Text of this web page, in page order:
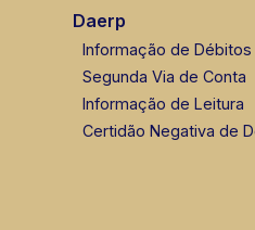
Daerp
Informação de Débitos
Segunda Via de Conta
Informação de Leitura
Certidão Negativa de